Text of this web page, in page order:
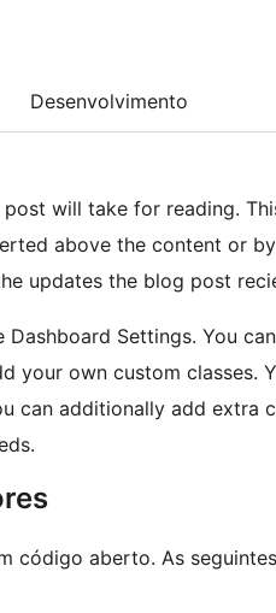
Desenvolvimento
will take for reading.
above the content or
updates the blog post
Settings. You
your own custom classes.
can additionally add extra
código aberto. As